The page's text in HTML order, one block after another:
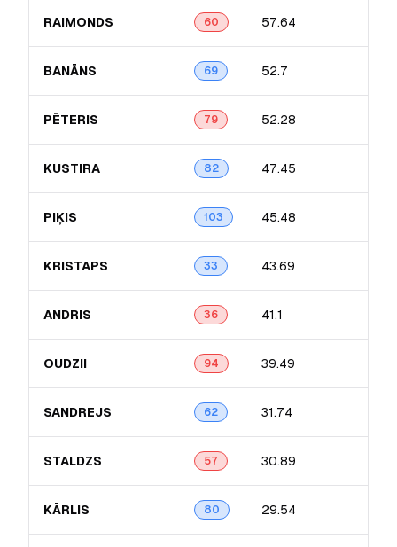
RAIMONDS 60 57.64
BANĀNS 69 52.7
PĒTERIS 79 52.28
KUSTIRA 82 47.45
PIĶIS 103 45.48
KRISTAPS 33 43.69
ANDRIS 36 41.1
OUDZII 94 39.49
SANDREJS 62 31.74
STALDZS 57 30.89
KĀRLIS 80 29.54